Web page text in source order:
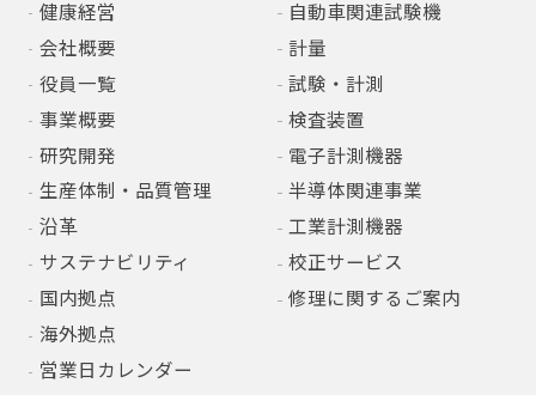
健康経営
会社概要
役員一覧
事業概要
研究開発
生産体制・品質管理
沿革
サステナビリティ
国内拠点
海外拠点
営業日カレンダー
自動車関連試験機
計量
試験・計測
検査装置
電子計測機器
半導体関連事業
工業計測機器
校正サービス
修理に関するご案内